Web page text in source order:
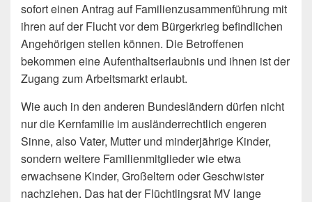
sofort einen Antrag auf Familienzusammenführung mit
ihren auf der Flucht vor dem Bürgerkrieg befindlichen
Angehörigen stellen können. Die Betroffenen
bekommen eine Aufenthaltserlaubnis und ihnen ist der
Zugang zum Arbeitsmarkt erlaubt.
Wie auch in den anderen Bundesländern dürfen nicht
nur die Kernfamilie im ausländerrechtlich engeren
Sinne, also Vater, Mutter und minderjährige Kinder,
sondern weitere Familienmitglieder wie etwa
erwachsene Kinder, Großeltern oder Geschwister
nachziehen. Das hat der Flüchtlingsrat MV lange